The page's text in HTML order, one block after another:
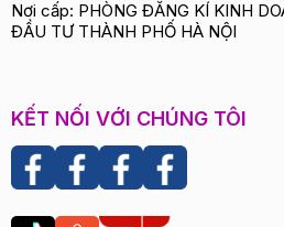
Nơi cấp: PHÒNG ĐĂNG KÍ KINH
ĐẦU TƯ THÀNH PHỐ HÀ NỘI
KẾT NỐI VỚI CHÚNG TÔI